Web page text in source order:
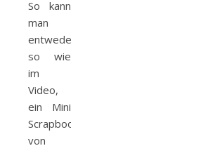
So kann
man
entweder,
so wie
im
Video,
ein Mini
Scrapbook
von